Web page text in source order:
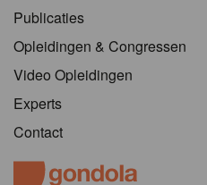
Publicaties
Opleidingen & Congressen
Video Opleidingen
Experts
Contact